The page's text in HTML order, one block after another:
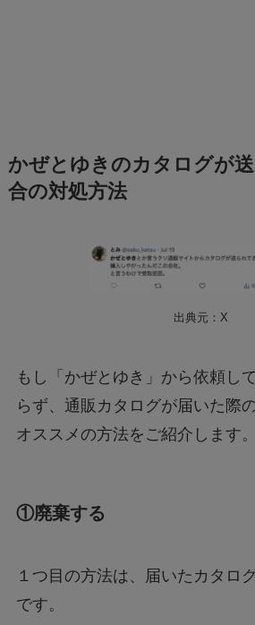
かぜとゆきのカタログが
合の対処方法
出典元：X
もし「かぜとゆき」から依頼し
らず、通販カタログが届いた際
オススメの方法をご紹介します。
①廃棄する
１つ目の方法は、届いたカタロ
です。